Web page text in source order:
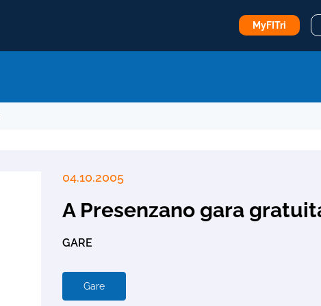
MyFITri
04.10.2005
A Presenzano gara
GARE
Gare